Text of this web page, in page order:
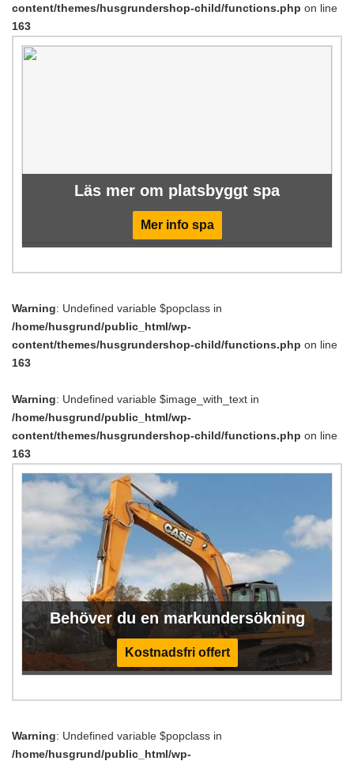
content/themes/husgrundershop-child/functions.php on line
163
Läs mer om platsbyggt spa
Mer info spa
Warning: Undefined variable $popclass in
/home/husgrund/public_html/wp-
content/themes/husgrundershop-child/functions.php on line
163
Warning: Undefined variable $image_with_text in
/home/husgrund/public_html/wp-
content/themes/husgrundershop-child/functions.php on line
163
Behöver du en markundersökning
Kostnadsfri offert
Warning: Undefined variable $popclass in
/home/husgrund/public_html/wp-